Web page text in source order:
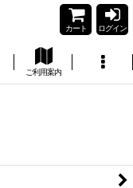
カート ログイン
ご利用案内